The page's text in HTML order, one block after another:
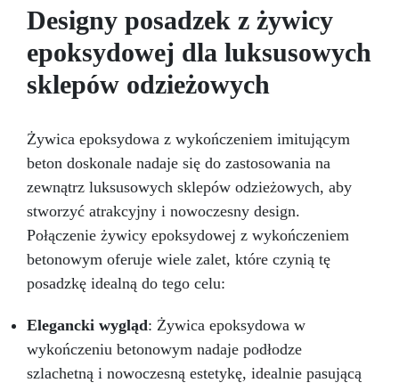
lśniącego wykończenia
Designy posadzek z żywicy
epoksydowej dla luksusowych
sklepów odzieżowych
Żywica epoksydowa z wykończeniem imitującym
beton doskonale nadaje się do zastosowania na
zewnątrz luksusowych sklepów odzieżowych, aby
stworzyć atrakcyjny i nowoczesny design.
Połączenie żywicy epoksydowej z wykończeniem
betonowym oferuje wiele zalet, które czynią tę
posadzkę idealną do tego celu:
Elegancki wygląd: Żywica epoksydowa w
wykończeniu betonowym nadaje podłodze
szlachetną i nowoczesną estetykę, idealnie pasującą